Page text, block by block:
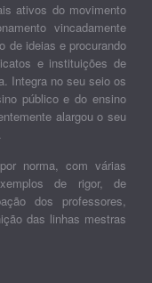
ativos do movimento
vincadamente
de ideias e procurando
e instituições de
Integra no seu seio os
público e do ensino
alargou o seu
norma, com várias
de rigor, de
dos professores,
das linhas mestras